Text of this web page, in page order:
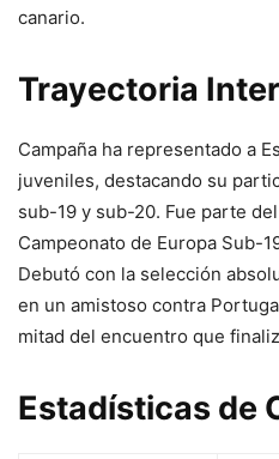
canario.
Trayectoria
Campaña ha representado a
juveniles, destacando su
sub-19 y sub-20. Fue parte
Campeonato de Europa Sub-
Debutó con la selección
en un amistoso contra
mitad del encuentro que
Estadísticas de